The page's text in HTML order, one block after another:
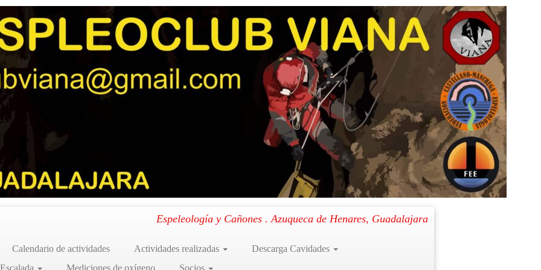
Espeleología y Cañones . Azuqueca de Henares, Guadalajara
Calendario de actividades Actividades realizadas
Descarga Cavidades
Mediciones de oxígeno Socios
Herranz I »7
Pozo del Lago de la sima Juan Herranz I
Siguiente →